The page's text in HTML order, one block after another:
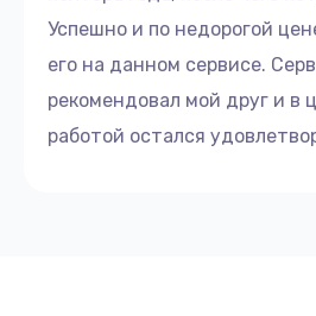
Успешно и по недорогой
его на данном сервисе.
рекомендовал мой друг и в
работой остался